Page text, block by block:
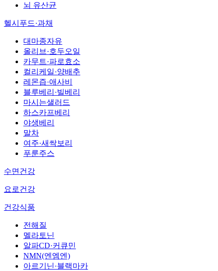
뇌 유산균
헬시푸드·과채
대마종자유
올리브·호두오일
카무트·파로효소
컬리케일·양배추
레몬즙·애사비
블루베리·빌베리
마시는샐러드
하스카프베리
야생베리
말차
여주·새싹보리
푸룬주스
수면건강
요로건강
건강식품
전해질
멜라토닌
알파CD·커큐민
NMN(엔엠엔)
아르기닌·블랙마카